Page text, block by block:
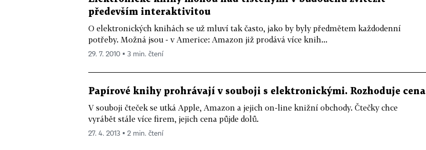
především interaktivitou
O elektronických knihách se už mluví tak často, jako by byly předmětem každodenní
potřeby. Možná jsou - v Americe: Amazon již prodává více knih...
29. 7. 2010 ▪ 3 min. čtení
Papírové knihy prohrávají v souboji s elektronickými. Rozhoduje cena
V souboji čteček se utká Apple, Amazon a jejich on-line knižní obchody. Čtečky chce
vyrábět stále více firem, jejich cena půjde dolů.
27. 4. 2013 ▪ 2 min. čtení